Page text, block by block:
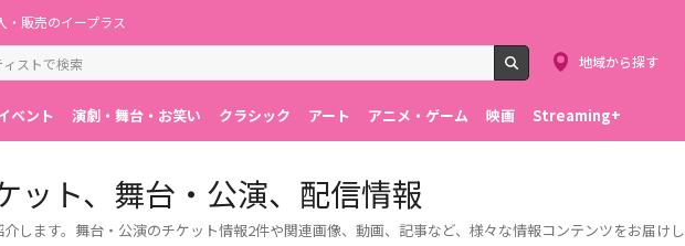
・販売のイープラス
検索
地域から探す
ベント 演劇・舞台・お笑い クラシック アート アニメ・ゲーム 映画 Streaming+
ット、舞台・公演、配信情報
します。舞台・公演のチケット情報2件や関連画像、動画、記事など、様々な情報コンテンツをお届けし